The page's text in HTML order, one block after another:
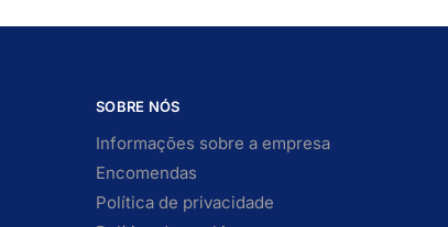
SOBRE NÓS
Informações sobre a empresa
Encomendas
Política de privacidade